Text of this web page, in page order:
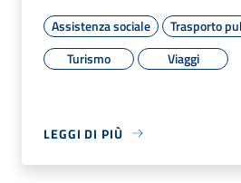
Assistenza sociale
Trasporto
Turismo
Viaggi
LEGGI DI PIÙ